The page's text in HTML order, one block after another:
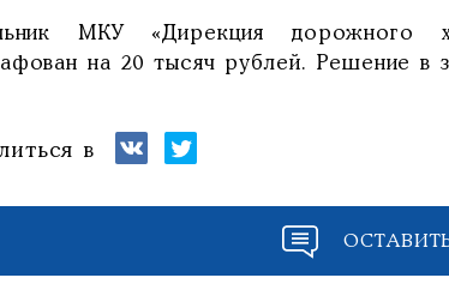
МКУ «Дирекция дорожного
на 20 тысяч рублей. Решение в
в